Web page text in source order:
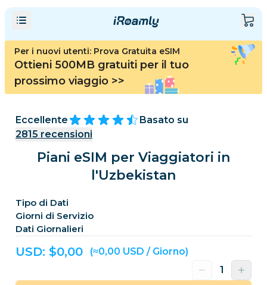
Per i nuovi utenti: Prova Gratuita eSIM
Ottieni 500MB gratuiti per il tuo
prossimo viaggio >>
Eccellente
Basato su
2815 recensioni
Piani eSIM per Viaggiatori in
l'Uzbekistan
Tipo di Dati
Giorni di Servizio
Dati Giornalieri
USD: $0,00 (≈0,00 USD / Giorno)